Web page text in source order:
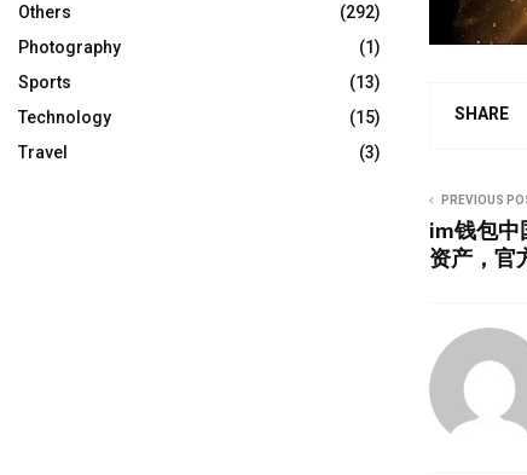
SHARE
PREVIOUS
im钱包
资产，官
Others
(292)
Photography
(1)
Sports
(13)
Technology
(15)
Travel
(3)